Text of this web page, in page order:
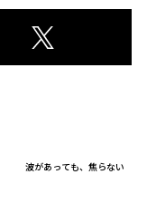
波があっても、焦らない